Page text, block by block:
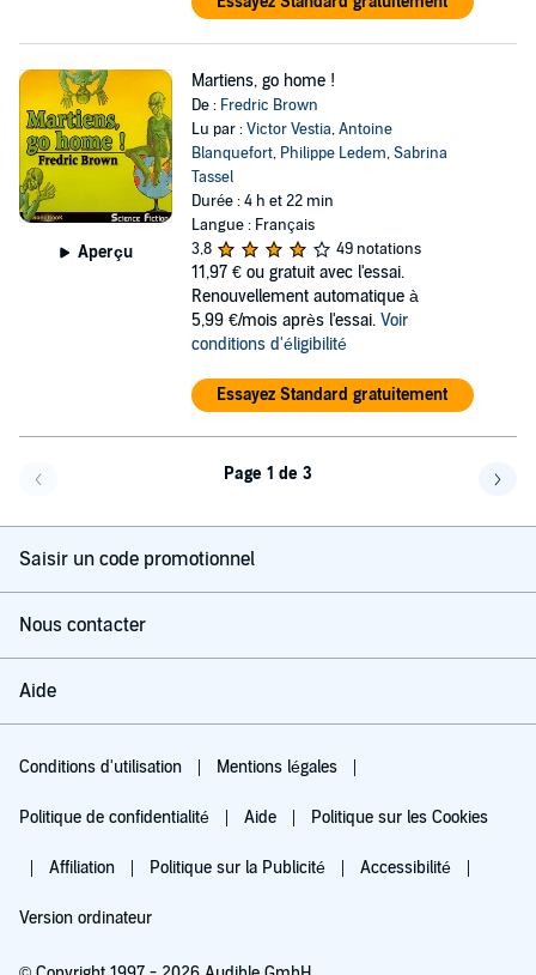
Aperçu
Martiens, go home !
De : Fredric Brown
Lu par :Victor Vestia,Antoine
Blanquefort, Philippe Ledem,Sabrina
Tassel
Durée : 4 h et 22 min
Langue : Français
3,8
49 notations
11,97 € ou gratuit avec l'essai.
Renouvellement automatique à
5,99 €/mois après l'essai. Voir
conditions d'éligibilité
Essayez Standard gratuitement
Page 1 de 3
Saisir un code promotionnel
Nous contacter
Aide
Conditions d'utilisation Mentions légales
Politique de confidentialité Aide Politique sur les Cookies
Affiliation Politique sur la Publicité Accessibilité
Version ordinateur